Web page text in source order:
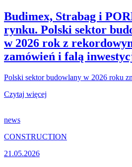
Budimex, Strabag i
rynku. Polski sektor
w 2026 rok z
zamówień i falą
Polski sektor budowlany w 2026 roku
Czytaj więcej
news
CONSTRUCTION
21.05.2026